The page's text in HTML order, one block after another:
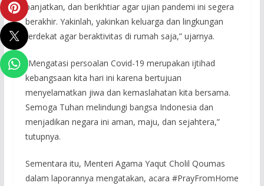
panjatkan, dan berikhtiar agar ujian pandemi ini segera
berakhir. Yakinlah, yakinkan keluarga dan lingkungan
terdekat agar beraktivitas di rumah saja,” ujarnya.
“Mengatasi persoalan Covid-19 merupakan ijtihad
kebangsaan kita hari ini karena bertujuan
menyelamatkan jiwa dan kemaslahatan kita bersama.
Semoga Tuhan melindungi bangsa Indonesia dan
menjadikan negara ini aman, maju, dan sejahtera,”
tutupnya.
Sementara itu, Menteri Agama Yaqut Cholil Qoumas
dalam laporannya mengatakan, acara #PrayFromHome